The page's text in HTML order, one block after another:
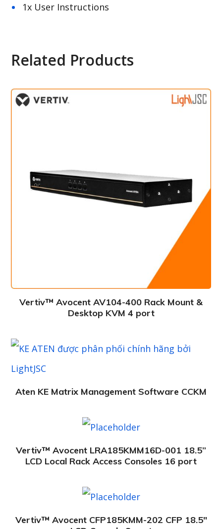
1x User Instructions
Related Products
Vertiv™ Avocent AV104-400 Rack Mount &
Desktop KVM 4 port
Aten KE Matrix Management Software CCKM
Vertiv™ Avocent LRA185KMM16D-001 18.5”
LCD Local Rack Access Consoles 16 port
Vertiv™ Avocent CFP185KMM-202 CFP 18.5″